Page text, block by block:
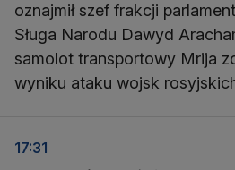
oznajmił szef frakcji
Sługa Narodu Dawyd
samolot transportowy Mrija
wyniku ataku wojsk
17:31